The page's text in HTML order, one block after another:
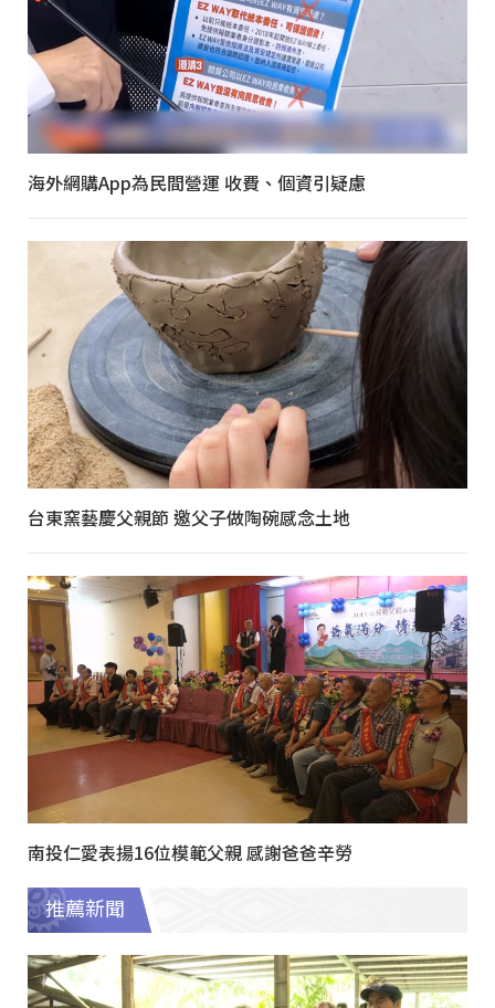
海外網購App為民間營運 收費、個資引疑慮
台東窯藝慶父親節 邀父子做陶碗感念土地
南投仁愛表揚16位模範父親 感謝爸爸辛勞
推薦新聞